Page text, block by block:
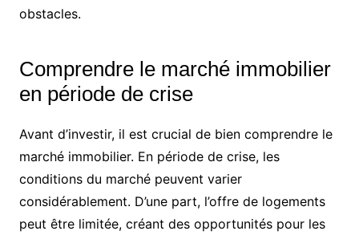
obstacles.
Comprendre le marché immobilier
en période de crise
Avant d’investir, il est crucial de bien comprendre le
marché immobilier. En période de crise, les
conditions du marché peuvent varier
considérablement. D’une part, l’offre de logements
peut être limitée, créant des opportunités pour les